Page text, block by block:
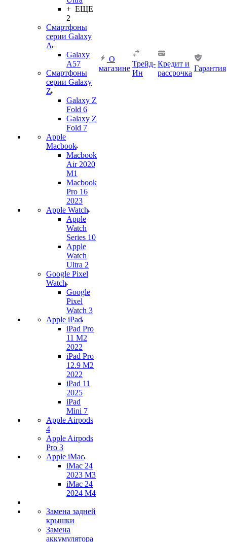
+ ЕЩЕ
2
Смартфоны
серии Galaxy
A
Galaxy
A57
Смартфоны
серии Galaxy
Z
Galaxy Z
Fold 6
Galaxy Z
Fold 7
Apple
Macbook
Macbook
Air 2020
M1
Macbook
Pro 16
2023
Apple Watch
Apple
Watch
Series 10
Apple
Watch
Ultra 2
Google Pixel
Watch
Google
Pixel
Watch 3
Apple iPad
iPad Pro
11 M2
2022
iPad Pro
12.9 M2
2022
iPad 11
2025
iPad
Mini 7
Apple Airpods
4
Apple Airpods
Pro 3
Apple iMac
iMac 24
2023 M3
iMac 24
2024 M4
Замена задней
крышки
Замена
аккумулятора
О
магазине
Трейд-
Ин
Кредит и
рассрочка
Гарантия